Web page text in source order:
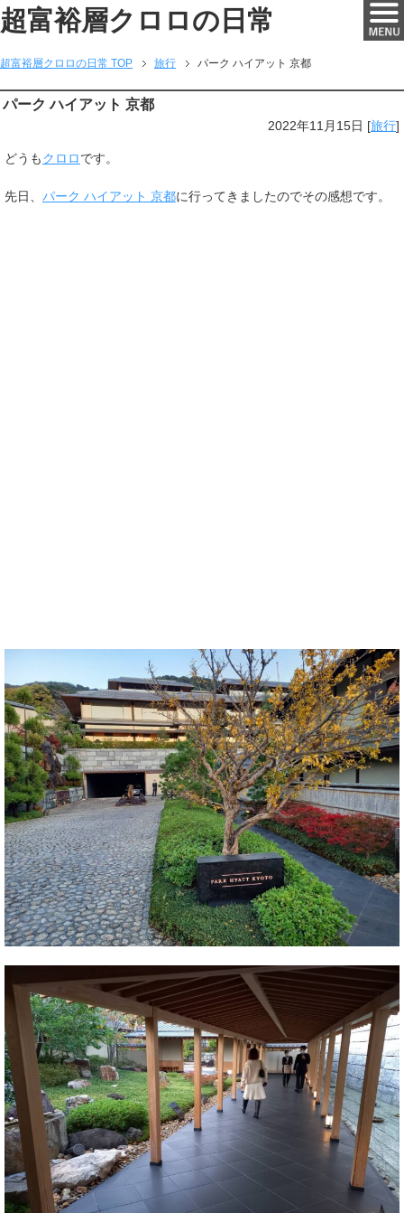
超富裕層クロロの日常
超富裕層クロロの日常 TOP 旅行 パーク ハイアット 京都
パーク ハイアット 京都
2022年11月15日 [旅行]
どうもクロロです。
先日、 パーク ハイアット 京都に行ってきましたのでその感想です。